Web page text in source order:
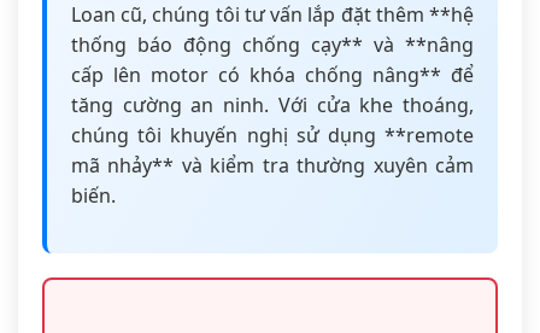
Loan cũ, chúng tôi tư vấn lắp đặt thêm **hệ
thống báo động chống cạy** và **nâng
cấp lên motor có khóa chống nâng** để
tăng cường an ninh. Với cửa khe thoáng,
chúng tôi khuyến nghị sử dụng **remote
mã nhảy** và kiểm tra thường xuyên cảm
biến.